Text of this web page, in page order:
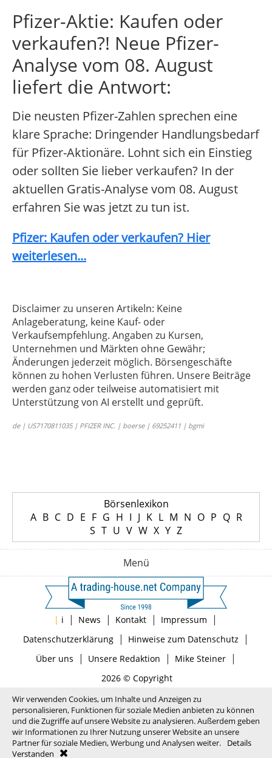
Pfizer-Aktie: Kaufen oder
verkaufen?! Neue Pfizer-
Analyse vom 08. August
liefert die Antwort:
Die neusten Pfizer-Zahlen sprechen eine
klare Sprache: Dringender Handlungsbedarf
für Pfizer-Aktionäre. Lohnt sich ein Einstieg
oder sollten Sie lieber verkaufen? In der
aktuellen Gratis-Analyse vom 08. August
erfahren Sie was jetzt zu tun ist.
Pfizer: Kaufen oder verkaufen? Hier
weiterlesen...
Disclaimer zu unseren Artikeln: Keine
Anlageberatung, keine Kauf- oder
Verkaufsempfehlung. Angaben zu Kursen,
Unternehmen und Märkten ohne Gewähr;
Änderungen jederzeit möglich. Börsengeschäfte
können zu hohen Verlusten führen. Unsere Beiträge
werden ganz oder teilweise automatisiert mit
Unterstützung von AI erstellt und geprüft.
de | US7170811035 | PFIZER INC. | boerse | 69252411 | bgmi
Börsenlexikon
A B C D E F G H I J K L M N O P Q R
S T U V W X Y Z
Menü
| i | News | Kontakt | Impressum |
Datenschutzerklärung| Hinweise zum Datenschutz |
Über uns | Unsere Redaktion | Mike Steiner|
2026 © Copyright
Wir verwenden Cookies, um Inhalte und Anzeigen zu
personalisieren, Funktionen für soziale Medien anbieten zu können
und die Zugriffe auf unsere Website zu analysieren. Außerdem geben
wir Informationen zu Ihrer Nutzung unserer Website an unsere
Partner für soziale Medien, Werbung und Analysen weiter.
Details
Verstanden